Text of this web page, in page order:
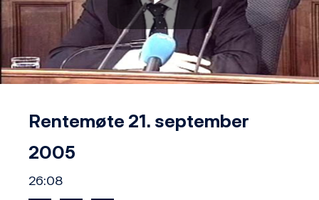
Play
Rentemøte 21. september
2005
26:08